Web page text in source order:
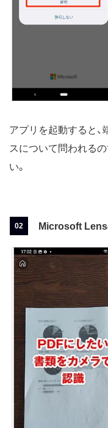
アプリを起動すると
スについて問われる
い。
Microsoft